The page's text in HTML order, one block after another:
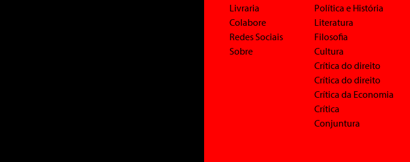
Livraria
Colabore
Redes Sociais
Sobre
Política e História
Literatura
Filosofia
Cultura
Crítica do direito
Crítica do direito
Crítica da Economia
Crítica
Conjuntura